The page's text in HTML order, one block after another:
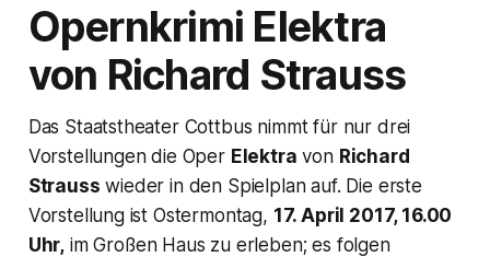
Opernkrimi Elektra
von Richard Strauss
Das Staatstheater Cottbus nimmt für nur drei
Vorstellungen die Oper Elektra von Richard
Strauss wieder in den Spielplan auf. Die erste
Vorstellung ist Ostermontag, 17. April 2017, 16.00
Uhr, im Großen Haus zu erleben; es folgen